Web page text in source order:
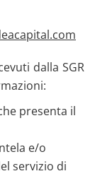
dalla SGR
presenta il
e/o
servizio di